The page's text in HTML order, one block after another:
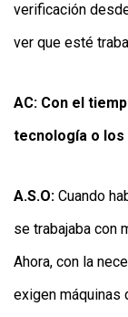
verificación
ver que esté
AC: Con el
tecnología o los
A.S.O: Cuando
se trabajaba con
Ahora, con la
exigen máquinas